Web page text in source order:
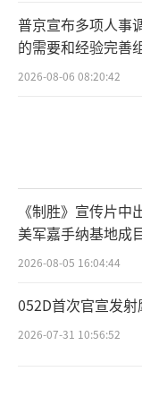
普京宣布多项人事
的需要和经验完善
2026-08-06 08:20:42
《制胜》宣传片中
美军嘉手纳基地成
2026-08-05 16:04:44
052D首次官宣发射
2026-07-31 10:56:52